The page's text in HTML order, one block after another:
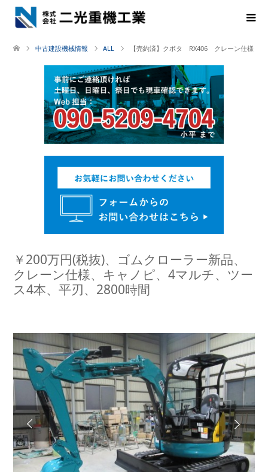
中古建設機械情報 ALL 【売約済】クボタ RX406 クレーン仕様
￥200万円(税抜)、ゴムクローラー新品、
クレーン仕様、キャノピ、4マルチ、ツー
ス4本、平刃、2800時間
Next